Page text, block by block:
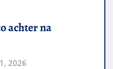
achter na
2026